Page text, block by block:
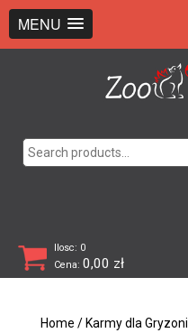
MENU
Ilosc: 0
Cena: 0,00 zł
Home / Karmy dla Gryzoni